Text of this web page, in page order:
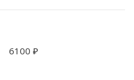
6100 ₽